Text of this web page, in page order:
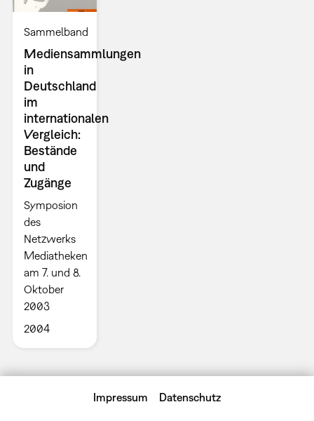
Sammelband
Mediensammlungen
in
Deutschland
im
internationalen
Vergleich:
Bestände
und
Zugänge
Symposion
des
Netzwerks
Mediatheken
am 7. und 8.
Oktober
2003
2004
Impressum Datenschutz